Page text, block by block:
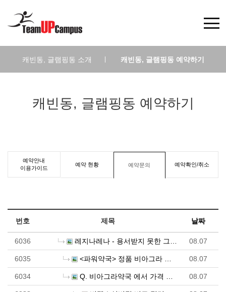
캐빈동, 글램핑동 소개 캐빈동, 글램핑동 예약하기
캐빈동, 글램핑동 예약하기
예약안내
이용가이드
예약 현황 예약문의 예약확인/취소
번호 제목 날짜
6036 레지나레나 - 용서받지 못한 그대에게 - 웹툰 디시 08.07
6035 <파워약국> 정품 비아그라 성인약국 안전 기준 - 파워… 08.07
6034 Q. 비아그라약국 에서 가격 다 다르네요 08.07